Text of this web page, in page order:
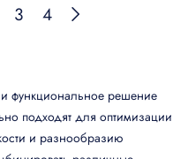
3 4
функциональное решение
подходят для оптимизации
и разнообразию